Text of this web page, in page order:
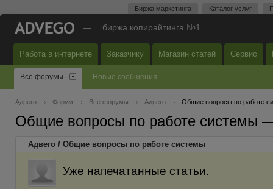
Биржа маркетинга Каталог услуг
— биржа копирайтинга №1
Работа в интернете Заказчику Магазин статей Сервис
Все форумы Новые сообщения
Адвего Форум Все форумы Адвего Общие вопросы по работе
Общие вопросы по работе системы
Адвего / Общие вопросы по работе системы
Уже напечатанные статьи.